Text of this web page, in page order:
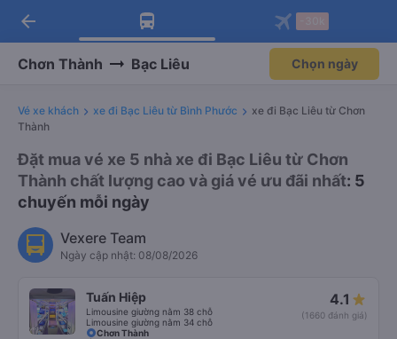
Tải app Vexere ngay!
Nhận ưu đãi thành viên độc
Mở app
Tải app Vexere
-30k/ghế khi đặt vé máy bay qua
Mở app
arrow_back
Chơn Thành Bạc Liêu Chọn ngày
Vé xe khách xe đi Bạc Liêu từ Bình Phước
xe đi Bạc Liêu từ Chơn
Thành
Đặt mua vé xe 5 nhà xe đi Bạc Liêu từ Chơn
Thành chất lượng cao và giá vé ưu đãi nhất: 5
chuyến mỗi ngày
Vexere Team
Ngày cập nhật: 08/08/2026
Tuấn Hiệp
Limousine giường nằm 38 chỗ
Limousine giường nằm 34 chỗ
4.1
(1660 đánh giá)
Chơn Thành